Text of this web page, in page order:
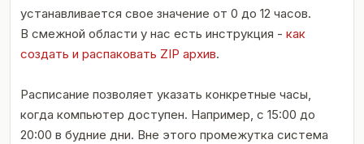
устанавливается свое значение от 0 до 12 часов.
В смежной области у нас есть инструкция - как
создать и распаковать ZIP архив.
Расписание позволяет указать конкретные часы,
когда компьютер доступен. Например, с 15:00 до
20:00 в будние дни. Вне этого промежутка система